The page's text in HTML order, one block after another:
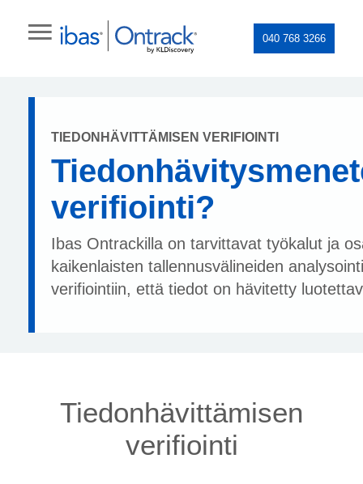
040 768 3266
TIEDONHÄVITTÄMISEN VERIFIOINTI
verifiointi?
Ibas Ontrackilla on tarvittavat työkalut ja
kaikenlaisten tallennusvälineiden
verifiointiin, että tiedot on hävitetty
Tiedonhävittämisen
verifiointi